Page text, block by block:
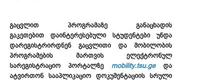
გაცვლით პროგრამაზე განაცხადის
გაკეთებით
დაინტერესებული სტუდენტები უნდა
დარეგისტრირდნენ გაცვლითი და მობილობის
პროგრამების მართვის ელექტრონულ
სარეგისტრაციო პორტალზე mobility.tsu.geდა
ატვირთონ სააპლიკაციო დოკუმენტაციის სრული